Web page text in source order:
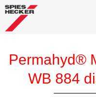
Permahyd®
WB 884